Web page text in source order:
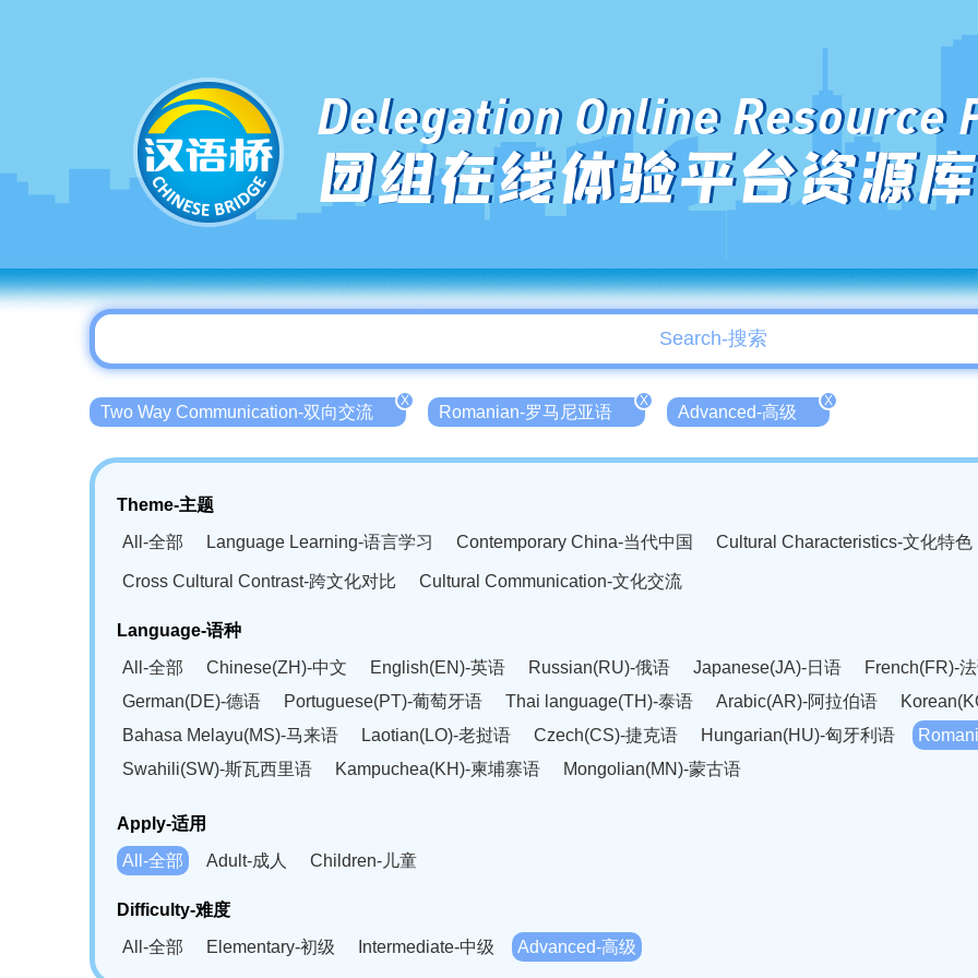
Delegation Online Resource
团组在线体验平台资源库
Two Way Communication-双向交流
X
Romanian-罗马尼亚语
X
Advanced-高级
X
Theme-主题
All-全部
Language Learning-语言学习 Contemporary China-当代中国 Cultural Characteristics-文化特色
Cross Cultural Contrast-跨文化对比 Cultural Communication-文化交流
Language-语种
All-全部
Chinese(ZH)-中文 English(EN)-英语 Russian(RU)-俄语 Japanese(JA)-日语
French(FR)-
German(DE)-德语
Portuguese(PT)-葡萄牙语 Thai language(TH)-泰语 Arabic(AR)-阿拉伯语
Bahasa Melayu(MS)-马来语
Laotian(LO)-老挝语 Czech(CS)-捷克语 Hungarian(HU)-匈牙利语
Swahili(SW)-斯瓦西里语
Kampuchea(KH)-柬埔寨语 Mongolian(MN)-蒙古语
Apply-适用
All-全部
Adult-成人 Children-儿童
Difficulty-难度
All-全部
Elementary-初级 Intermediate-中级 Advanced-高级